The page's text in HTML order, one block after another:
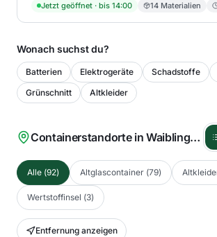
Jetzt geöffnet · bis 14:00 14 Materialien
Wonach suchst du?
Batterien Elektrogeräte Schadstoffe
Grünschnitt
Altkleider
Containerstandorte in Waiblingen
Alle (92) Altglascontainer (79)
Wertstoffinsel (3)
Entfernung anzeigen